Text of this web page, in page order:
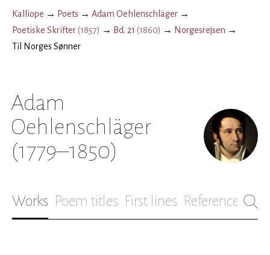
Kalliope → Poets → Adam Oehlenschläger →
Poetiske Skrifter(1857) → Bd. 21 (1860) → Norgesrejsen →
Til Norges Sønner
Adam
Oehlenschläger
(1779–1850)
Works Poem titles First lines References